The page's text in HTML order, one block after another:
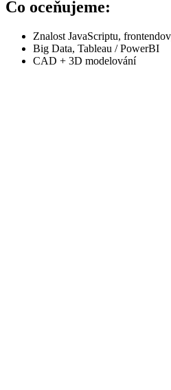
Co oceňujeme:
Znalost JavaScriptu,
Big Data, Tableau / PowerBI
CAD + 3D modelování